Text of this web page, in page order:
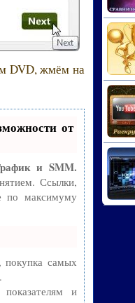
DVD, жмём на
от
и SMM.
Ссылки,
по максимуму
покупка самых
и